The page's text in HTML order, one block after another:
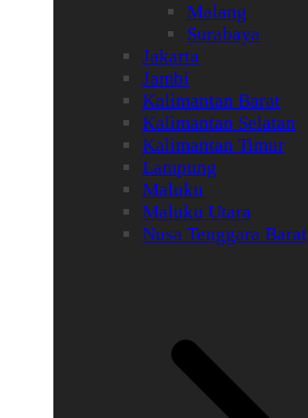
Malang
Surabaya
Jakarta
Jambi
Kalimantan Barat
Kalimantan Selatan
Kalimantan Timur
Lampung
Maluku
Maluku Utara
Nusa Tenggara Barat